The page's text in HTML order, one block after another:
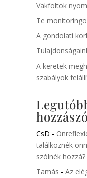
Vakfoltok
Te
A gondolati
A keretek
szabályok
CsD -
találkoznék
szólnék hozzá?
Tamás - Az